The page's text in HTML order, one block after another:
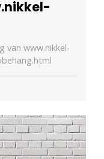
van www.nikkel-